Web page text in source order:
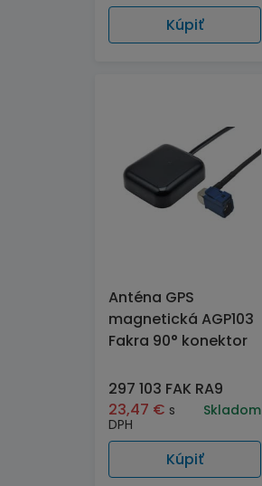
Kúpiť
Anténa GPS
magnetická AGP103
Fakra 90° konektor
297 103 FAK RA9
23,47 € s
DPH
Skladom
Kúpiť